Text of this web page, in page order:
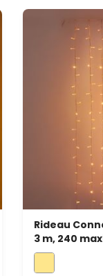
Rideau
3 m, 240
câble